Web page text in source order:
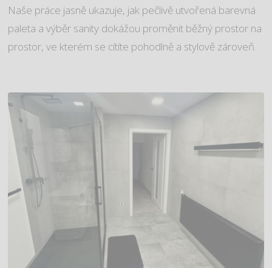
Naše práce jasně ukazuje, jak pečlivě utvořená barevná
paleta a výběr sanity dokážou proměnit běžný prostor na
prostor, ve kterém se cítíte pohodlně a stylově zároveň.